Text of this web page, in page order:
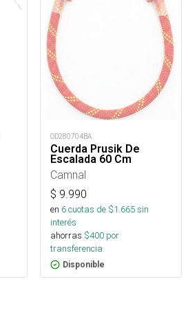
OD280704BA
Cuerda Prusik De
Escalada 60 Cm
Camnal
$ 9.990
en 6cuotas de $1.665sin
interés
ahorras $400 por
transferencia.
Disponible